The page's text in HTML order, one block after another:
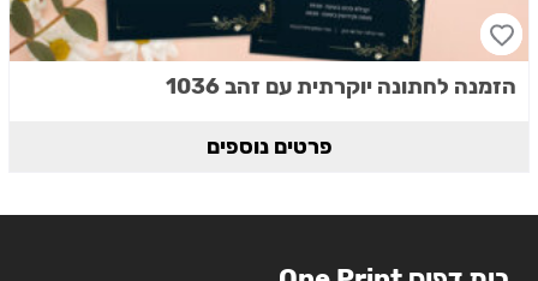
הזמנה לחתונה יוקרתית עם זהב 1036
פרטים נוספים